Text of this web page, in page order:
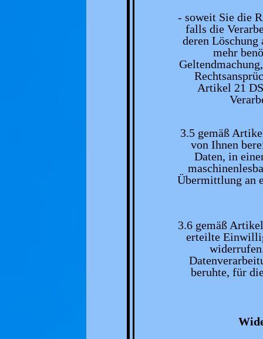
- soweit Sie die
falls die
deren
mehr
Artikel 21
3.5 gemäß
von Ihnen
Daten, in
Übermittlung an
3.6 gemäß
erteilte
beruhte, für